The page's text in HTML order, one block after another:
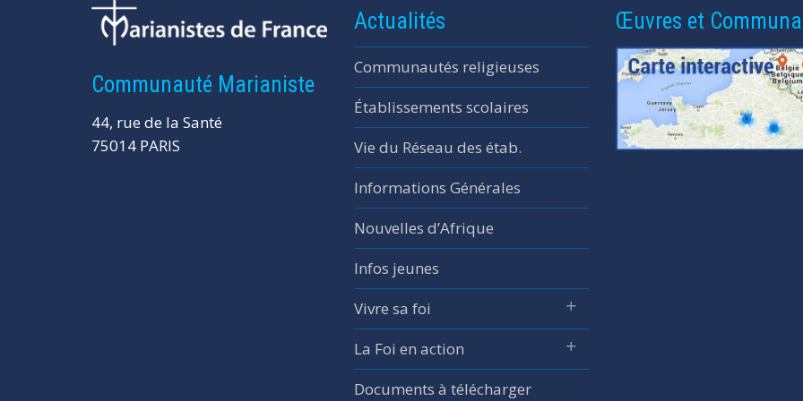
Communauté Marianiste
44, rue de la Santé
75014 PARIS
Actualités
Communautés religieuses
Établissements scolaires
Vie du Réseau des étab.
Informations Générales
Nouvelles d’Afrique
Infos jeunes
Vivre sa foi
La Foi en action
Documents à télécharger
Œuvres et